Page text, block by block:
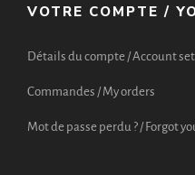
VOTRE COMPTE /
Détails du compte / Account
Commandes / My orders
Mot de passe perdu ? / Forgot